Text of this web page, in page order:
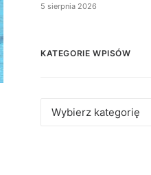
5 sierpnia 2026
KATEGORIE WPISÓW
Kategorie